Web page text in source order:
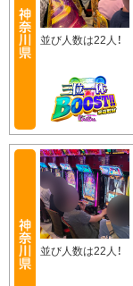
並び人数は22人！
並び人数は22人！